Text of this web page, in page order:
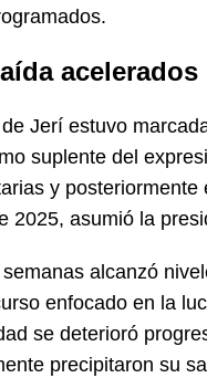
acelerados
Jerí estuvo
suplente del
y
2025, asumió la
alcanzó
enfocado en la
se deterioró
precipitaron su